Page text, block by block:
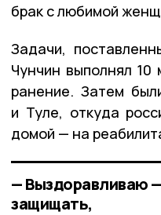
брак с любимой
Задачи,
Чунчин выполнял 10
ранение. Затем
и Туле, откуда
домой — на
— Выздоравливаю
защищать,